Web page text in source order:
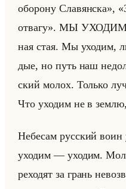
оборону Славянска»,
отвагу». МЫ УХО­ДИМ
ная стая. Мы ухо­дим,
дые, но путь наш
ский молох. Только
Что ухо­дим не в
Небе­сам рус­ский
ухо­дим — ухо­дим.
ре­хо­дят за грань